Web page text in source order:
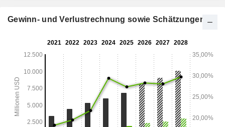
Gewinn- und Verlustrechnung sowie Schätzungen